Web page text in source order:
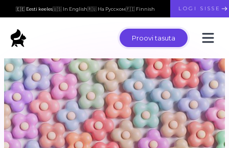
🇪🇪 Eesti keeles🇺🇸 In English🇷🇺 На Русском🇫🇮 Finnish LOGI SISSE
Proovi tasuta